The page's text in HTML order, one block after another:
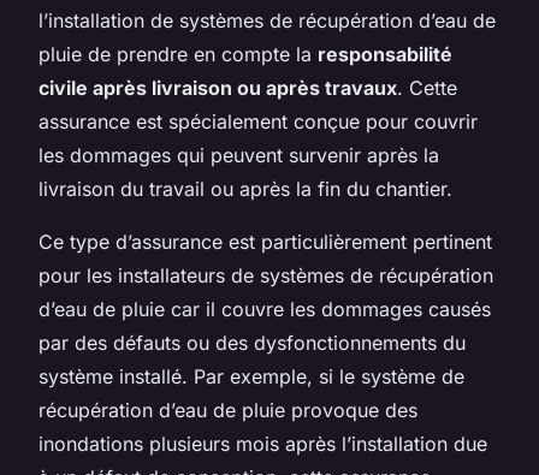
l’installation de systèmes de récupération d’eau de
pluie de prendre en compte la responsabilité
civile après livraison ou après travaux. Cette
assurance est spécialement conçue pour couvrir
les dommages qui peuvent survenir après la
livraison du travail ou après la fin du chantier.
Ce type d’assurance est particulièrement pertinent
pour les installateurs de systèmes de récupération
d’eau de pluie car il couvre les dommages causés
par des défauts ou des dysfonctionnements du
système installé. Par exemple, si le système de
récupération d’eau de pluie provoque des
inondations plusieurs mois après l’installation due